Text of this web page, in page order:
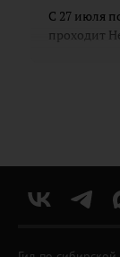
С 27 июля
проходит